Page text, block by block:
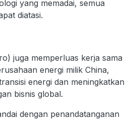
yang memadai, semua
diatasi.
juga memperluas kerja sama
energi milik China,
energi dan meningkatkan
bisnis global.
dengan penandatanganan